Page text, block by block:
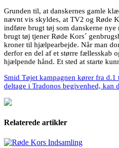
Grunden til, at danskernes gamle
nævnt vis skyldes, at TV2 og Røde
indføre brugt tøj som danskerne
brugt tøj tjener Røde Kors´
kroner til hjælpearbejde. Når man
derfor en del af et større fællesskab
hjælpende hånd. Et sted at starte
Smid Tøjet kampagnen kører fra
deltage i Tradonos begivenhed, kan
Relaterede artikler